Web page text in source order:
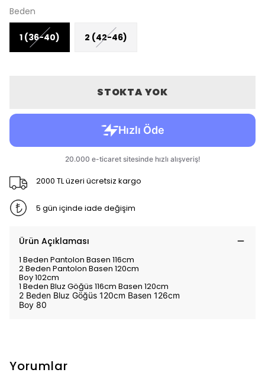
Beden
1 (36-40) 2 (42-46)
STOKTA YOK
2000 TL üzeri ücretsiz kargo
5 gün içinde iade değişim
Ürün Açıklaması
1 Beden Pantolon Basen 116cm
2 Beden Pantolon Basen 120cm
Boy 102cm
1 Beden Bluz Göğüs 116cm Basen 120cm
2 Beden Bluz Göğüs 120cm Basen 126cm
Boy 80
Yorumlar